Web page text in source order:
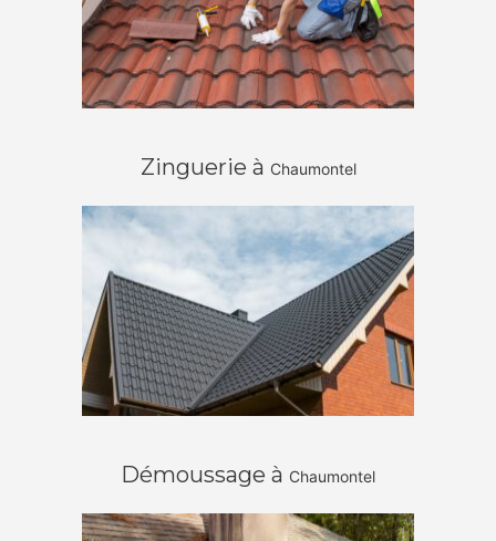
Zinguerie à Chaumontel
Démoussage à Chaumontel